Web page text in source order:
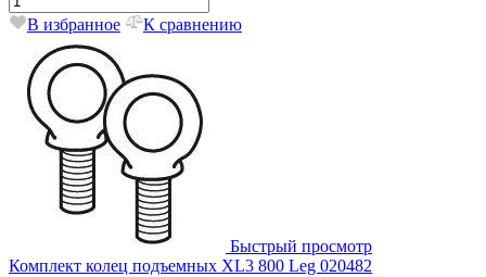
В избранное К сравнению
Быстрый просмотр
Комплект колец подъемных XL3 800 Leg 020482